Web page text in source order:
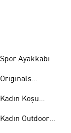
Spor Ayakkabı
Originals
Kadın Koşu
Kadın Outdoor